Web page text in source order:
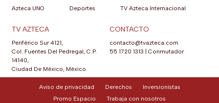
Azteca UNO
Deportes
TV Azteca Internacional
TV AZTECA
Periférico Sur 4121,
Col. Fuentes Del Pedregal, C.P.
14140,
Ciudad De México, México.
CONTACTO
contacto@tvazteca.com
55 1720 1313
Conmutador
Aviso de privacidad Derechos
Inversionistas
Promo Espacio
Trabaja con nosotros